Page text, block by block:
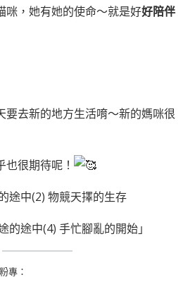
咪，她有她的使命～就是好好陪伴
要去新的地方生活唷～新的媽咪很
很期待呢！
途中(2) 物競天擇的生存
的途中(4) 手忙腳亂的開始」
專：